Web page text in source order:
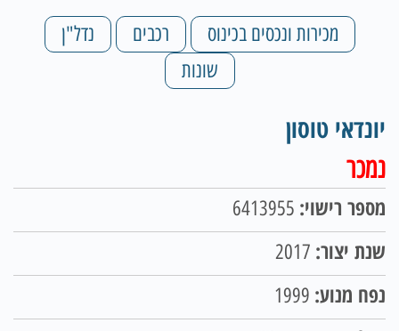
מכירות ונכסים בכינוס רכבים
נדל"ן
שונות
יונדאי טוסון
נמכר
מספר רישוי:
שנת יצור:
נפח מנוע: